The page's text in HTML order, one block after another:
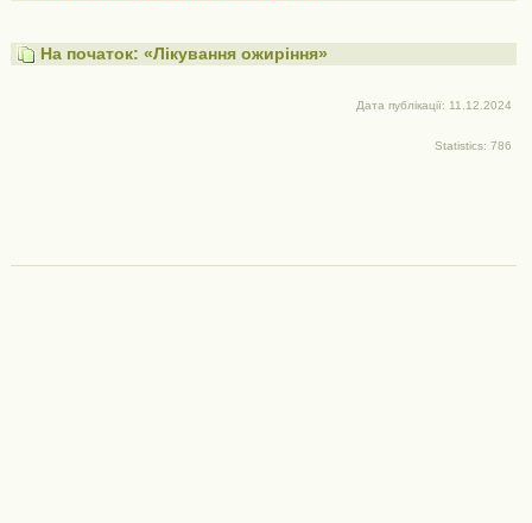
На початок: «Лікування ожиріння»
Дата публікації: 11.12.2024
Statistics: 786